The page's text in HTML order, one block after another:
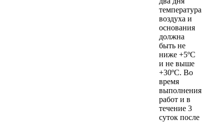
температура
воздуха и
основания
должна
быть не
ниже +5ºС
и не выше
+30ºС. Во
время
выполнения
работ и в
течение 3
суток после